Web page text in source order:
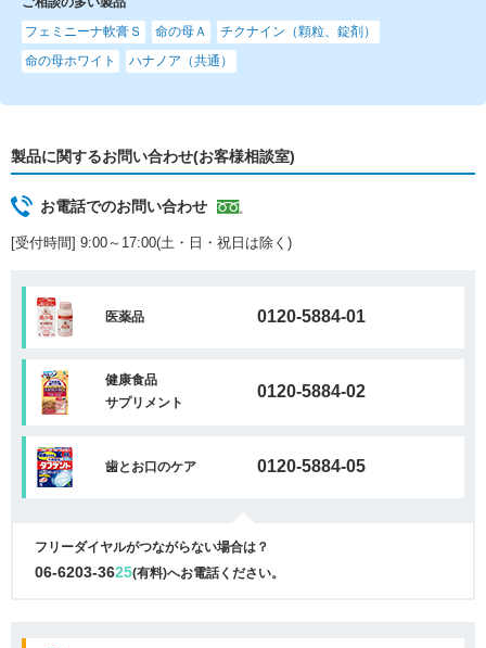
フェミニーナ軟膏Ｓ
命の母Ａ
チクナイン（顆粒、錠剤）
命の母ホワイト
ハナノア（共通）
製品に関するお問い合わせ(お客様相談室)
お電話でのお問い合わせ
[受付時間] 9:00～17:00(土・日・祝日は除く)
医薬品 0120-5884-01
健康食品
サプリメント
0120-5884-02
歯とお口のケア 0120-5884-05
フリーダイヤルがつながらない場合は？
06-6203-3625(有料)へお電話ください。